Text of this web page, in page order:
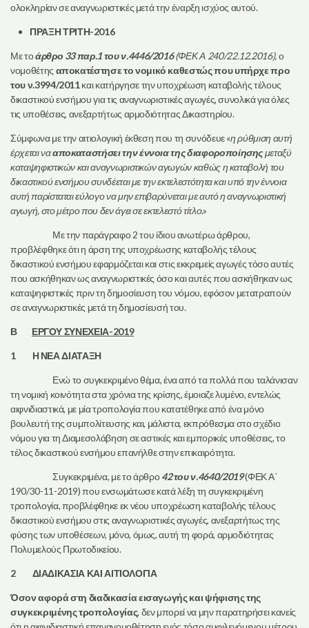
ολοκληρίαν σε αναγνωριστικές μετά την έναρξη ισχύος αυτού.
ΠΡΑΞΗ ΤΡΙΤΗ-2016
Με τοάρθρο 33 παρ.1 του ν.4446/2016(ΦΕΚ Α 240/22.12.2016),ο
νομοθέτης αποκατέστησε το νομικό καθεστώς που υπήρχε προ
του ν.3994/2011και κατήργησε την υποχρέωση καταβολής τέλους
δικαστικού ενσήμου για τις αναγνωριστικές αγωγές, συνολικά για όλες
τις υποθέσεις, ανεξαρτήτως αρμοδιότητας Δικαστηρίου.
Σύμφωνα με την αιτιολογική έκθεση που τη συνόδευε «η ρύθμιση αυτή
έρχεται νααποκαταστήσει την έννοια της διαφοροποίησηςμεταξύ
καταψηφιστικών και αναγνωριστικών αγωγών καθώς η καταβολή του
δικαστικού ενσήμου συνδέεται με την εκτελεστότητα και υπό την έννοια
αυτή παρίσταται εύλογο να μην επιβαρύνεται με αυτό η αναγνωριστική
αγωγή, στο μέτρο που δεν άγει σε εκτελεστό τίτλο.»
Με την παράγραφο 2 του ίδιου ανωτέρω άρθρου,
προβλέφθηκε ότι η άρση της υποχρέωσης καταβολής τέλους
δικαστικού ενσήμου εφαρμόζεται και στις εκκρεμείς αγωγές τόσο αυτές
που ασκήθηκαν ως αναγνωριστικές όσο και αυτές που ασκήθηκαν ως
καταψηφιστικές πριν τη δημοσίευση του νόμου, εφόσον μετατραπούν
σε αναγνωριστικές μετά τη δημοσίευσή του.
Β ΕΡΓΟΥ ΣΥΝΕΧΕΙΑ-2019
1 Η ΝΕΑ ΔΙΑΤΑΞΗ
Ενώ το συγκεκριμένο θέμα, ένα από τα πολλά που ταλάνισαν
τη νομική κοινότητα στα χρόνια της κρίσης, έμοιαζε λυμένο, εντελώς
αιφνιδιαστικά, με μία τροπολογία που κατατέθηκε από ένα μόνο
βουλευτή της συμπολίτευσης και, μάλιστα, εκπρόθεσμα στο σχέδιο
νόμου για τη Διαμεσολάβηση σε αστικές και εμπορικές υποθέσεις, το
τέλος δικαστικού ενσήμου επανήλθε στην επικαιρότητα.
Συγκεκριμένα, με το άρθρο42 του ν.4640/2019(ΦΕΚ Α΄
190/30-11-2019) που ενσωμάτωσε κατά λέξη τη συγκεκριμένη
τροπολογία, προβλέφθηκε εκ νέου υποχρέωση καταβολής τέλους
δικαστικού ενσήμου στις αναγνωριστικές αγωγές, ανεξαρτήτως της
φύσης των υποθέσεων, μόνο, όμως, αυτή τη φορά, αρμοδιότητας
Πολυμελούς Πρωτοδικείου.
2 ΔΙΑΔΙΚΑΣΙΑ ΚΑΙ ΑΙΤΙΟΛΟΓΙΑ
Όσον αφορά στη διαδικασία εισαγωγής και ψήφισης της
συγκεκριμένης τροπολογίας, δεν μπορεί να μην παρατηρήσει κανείς